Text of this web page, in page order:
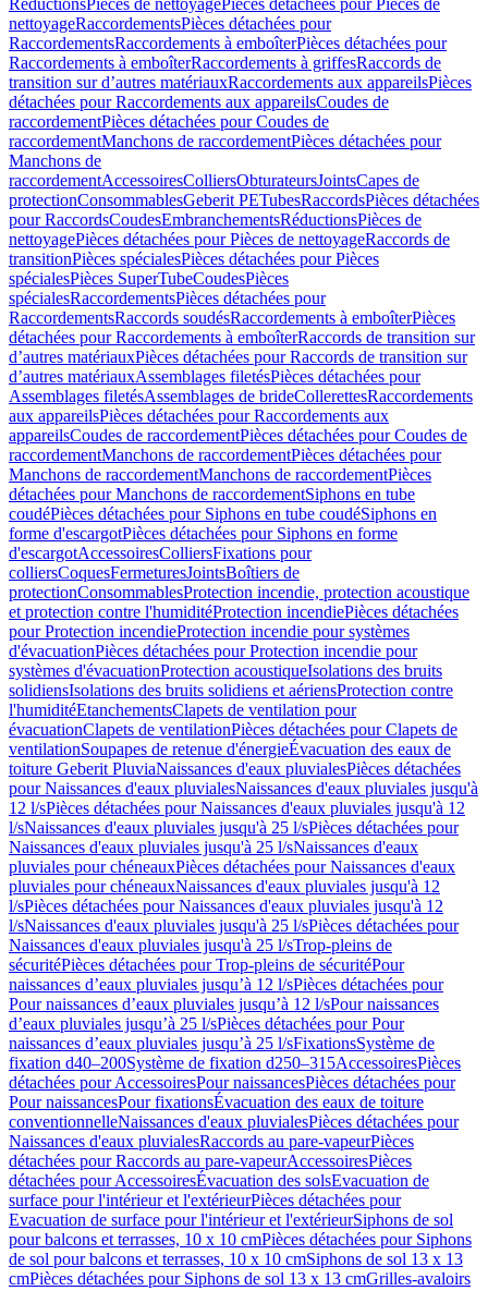
RéductionsPièces de nettoyagePièces détachées pour Pièces de
nettoyageRaccordementsPièces détachées pour
RaccordementsRaccordements à emboîterPièces détachées pour
Raccordements à emboîterRaccordements à griffesRaccords de
transition sur d’autres matériauxRaccordements aux appareilsPièces
détachées pour Raccordements aux appareilsCoudes de
raccordementPièces détachées pour Coudes de
raccordementManchons de raccordementPièces détachées pour
Manchons de
raccordementAccessoiresColliersObturateursJointsCapes de
protectionConsommablesGeberit PETubesRaccordsPièces détachées
pour RaccordsCoudesEmbranchementsRéductionsPièces de
nettoyagePièces détachées pour Pièces de nettoyageRaccords de
transitionPièces spécialesPièces détachées pour Pièces
spécialesPièces SuperTubeCoudesPièces
spécialesRaccordementsPièces détachées pour
RaccordementsRaccords soudésRaccordements à emboîterPièces
détachées pour Raccordements à emboîterRaccords de transition sur
d’autres matériauxPièces détachées pour Raccords de transition sur
d’autres matériauxAssemblages filetésPièces détachées pour
Assemblages filetésAssemblages de brideCollerettesRaccordements
aux appareilsPièces détachées pour Raccordements aux
appareilsCoudes de raccordementPièces détachées pour Coudes de
raccordementManchons de raccordementPièces détachées pour
Manchons de raccordementManchons de raccordementPièces
détachées pour Manchons de raccordementSiphons en tube
coudéPièces détachées pour Siphons en tube coudéSiphons en
forme d'escargotPièces détachées pour Siphons en forme
d'escargotAccessoiresColliersFixations pour
colliersCoquesFermeturesJointsBoîtiers de
protectionConsommablesProtection incendie, protection acoustique
et protection contre l'humiditéProtection incendiePièces détachées
pour Protection incendieProtection incendie pour systèmes
d'évacuationPièces détachées pour Protection incendie pour
systèmes d'évacuationProtection acoustiqueIsolations des bruits
solidiensIsolations des bruits solidiens et aériensProtection contre
l'humiditéEtanchementsClapets de ventilation pour
évacuationClapets de ventilationPièces détachées pour Clapets de
ventilationSoupapes de retenue d'énergieÉvacuation des eaux de
toiture Geberit PluviaNaissances d'eaux pluvialesPièces détachées
pour Naissances d'eaux pluvialesNaissances d'eaux pluviales jusqu'à
12 l/sPièces détachées pour Naissances d'eaux pluviales jusqu'à 12
l/sNaissances d'eaux pluviales jusqu'à 25 l/sPièces détachées pour
Naissances d'eaux pluviales jusqu'à 25 l/sNaissances d'eaux
pluviales pour chéneauxPièces détachées pour Naissances d'eaux
pluviales pour chéneauxNaissances d'eaux pluviales jusqu'à 12
l/sPièces détachées pour Naissances d'eaux pluviales jusqu'à 12
l/sNaissances d'eaux pluviales jusqu'à 25 l/sPièces détachées pour
Naissances d'eaux pluviales jusqu'à 25 l/sTrop-pleins de
sécuritéPièces détachées pour Trop-pleins de sécuritéPour
naissances d’eaux pluviales jusqu’à 12 l/sPièces détachées pour
Pour naissances d’eaux pluviales jusqu’à 12 l/sPour naissances
d’eaux pluviales jusqu’à 25 l/sPièces détachées pour Pour
naissances d’eaux pluviales jusqu’à 25 l/sFixationsSystème de
fixation d40–200Système de fixation d250–315AccessoiresPièces
détachées pour AccessoiresPour naissancesPièces détachées pour
Pour naissancesPour fixationsÉvacuation des eaux de toiture
conventionnelleNaissances d'eaux pluvialesPièces détachées pour
Naissances d'eaux pluvialesRaccords au pare-vapeurPièces
détachées pour Raccords au pare-vapeurAccessoiresPièces
détachées pour AccessoiresÉvacuation des solsEvacuation de
surface pour l'intérieur et l'extérieurPièces détachées pour
Evacuation de surface pour l'intérieur et l'extérieurSiphons de sol
pour balcons et terrasses, 10 x 10 cmPièces détachées pour Siphons
de sol pour balcons et terrasses, 10 x 10 cmSiphons de sol 13 x 13
cmPièces détachées pour Siphons de sol 13 x 13 cmGrilles-avaloirs